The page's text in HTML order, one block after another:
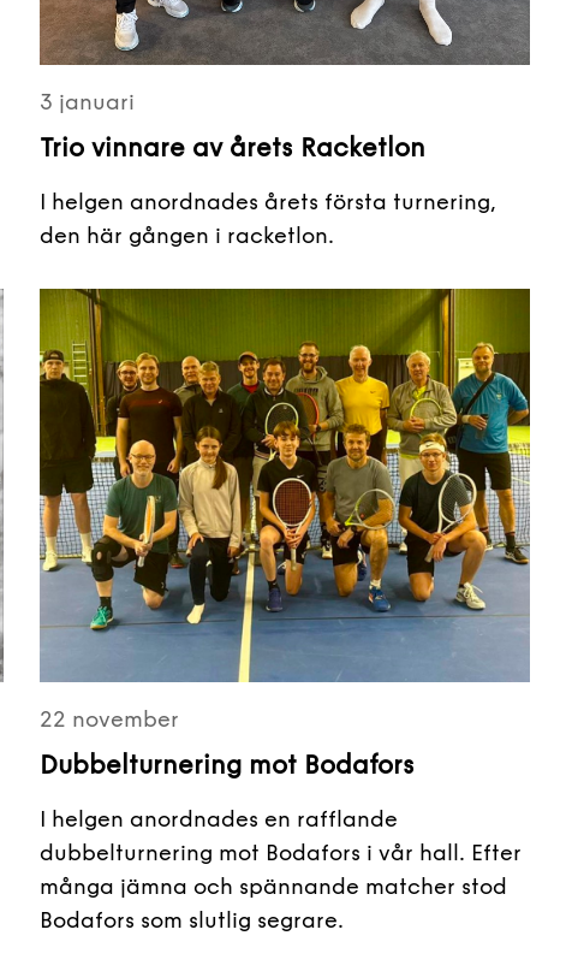
3 januari
Trio vinnare av årets Racketlon
I helgen anordnades årets första turnering,
den här gången i racketlon.
22 november
Dubbelturnering mot Bodafors
I helgen anordnades en rafflande
dubbelturnering mot Bodafors i vår hall. Efter
många jämna och spännande matcher stod
Bodafors som slutlig segrare.